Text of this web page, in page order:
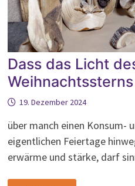
Dass das Licht
19. Dezember 2024
über manch einen Konsum-
eigentlichen Feiertage
erwärme und stärke, darf